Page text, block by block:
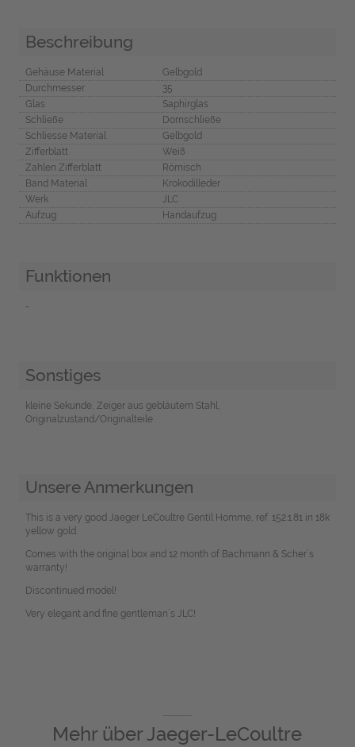
Beschreibung
Gehäuse Material
Gelbgold
Durchmesser
35
Glas
Saphirglas
Schließe
Dornschließe
Schliesse Material
Gelbgold
Zifferblatt
Weiß
Zahlen Zifferblatt
Römisch
Band Material
Krokodilleder
Werk
JLC
Aufzug
Handaufzug
Funktionen
-
Sonstiges
kleine Sekunde, Zeiger aus gebläutem Stahl,
Originalzustand/Originalteile
Unsere Anmerkungen
This is a very good Jaeger LeCoultre Gentil Homme, ref. 152.1.81 in 18k
yellow gold.
Comes with the original box and 12 month of Bachmann & Scher´s
warranty!
Discontinued model!
Very elegant and fine gentleman´s JLC!
Mehr überJaeger-LeCoultre